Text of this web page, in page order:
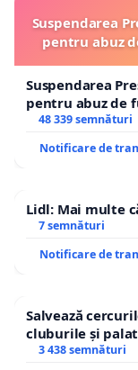
Suspendarea
pentru abuz
Suspendarea
pentru abuz de
48 339 semnături
Notificare de
Lidl: Mai multe
7 semnături
Notificare de
Salvează
cluburile și
3 438 semnături